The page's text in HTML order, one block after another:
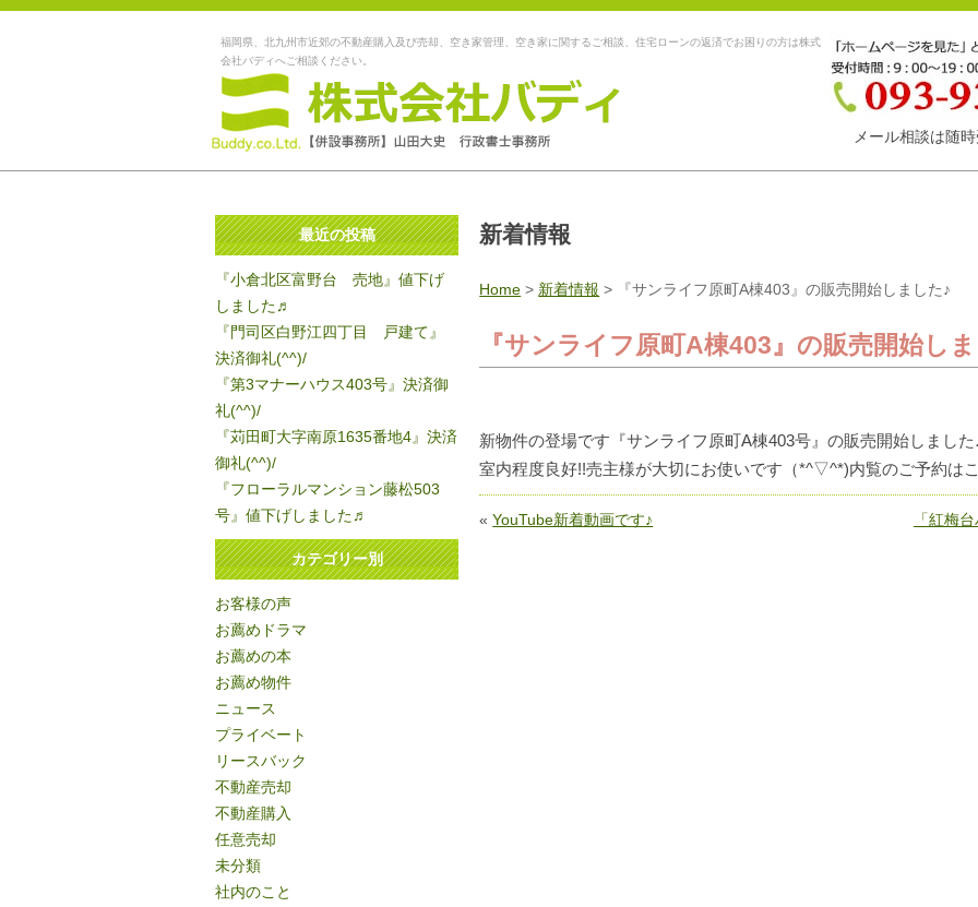
福岡県、北九州市近郊の不動産購入及び売却、空き家管理、空き家に関するご相談、住宅ローンの返済でお困りの方は株式
会社バディへご相談ください。
メール相談は随
新着情報
Home > 新着情報 > 『サンライフ原町A棟403』の販売開始しました♪
『サンライフ原町A棟403』の販売開始し
新物件の登場です『サンライフ原町A棟403号』の販売開始しました
室内程度良好!!売主様が大切にお使いです（*^▽^*)内覧のご予約は
«YouTube新着動画です♪ 「紅梅
最近の投稿
『小倉北区富野台 売地』値下げ
しました♬
『門司区白野江四丁目 戸建て』
決済御礼(^^)/
『第3マナーハウス403号』決済御
礼(^^)/
『苅田町大字南原1635番地4』決済
御礼(^^)/
『フローラルマンション藤松503
号』値下げしました♬
カテゴリー別
お客様の声
お薦めドラマ
お薦めの本
お薦め物件
ニュース
プライベート
リースバック
不動産売却
不動産購入
任意売却
未分類
社内のこと